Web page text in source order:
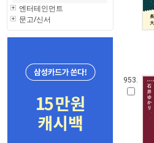
엔터테인먼트
문고/신서
953.